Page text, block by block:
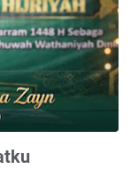
S
a
y
a
B
r